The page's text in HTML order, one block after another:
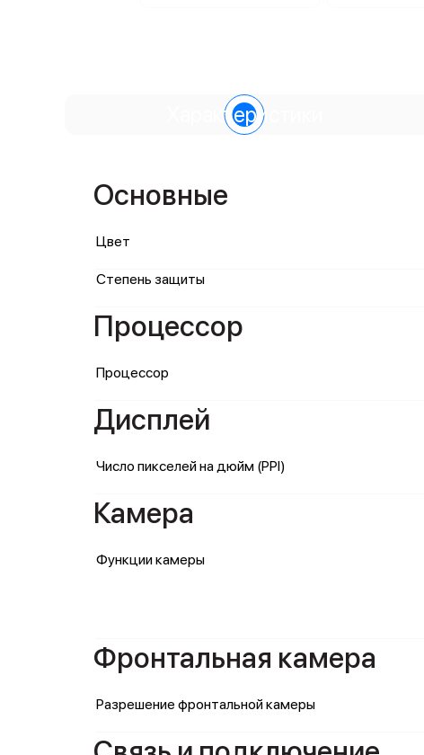
Характеристики
Основные
Цвет
Степень защиты
Процессор
Процессор
Дисплей
Число пикселей на дюйм (PPI)
Камера
Функции камеры
Фронтальная камера
Разрешение фронтальной камеры